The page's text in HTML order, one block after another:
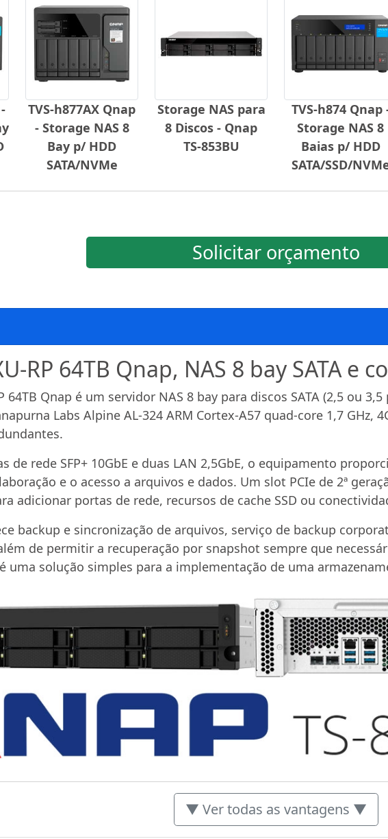
TVS-h877AX Qnap
- Storage NAS 8
Bay p/ HDD
SATA/NVMe
Storage NAS para
8 Discos - Qnap
TS-853BU
TVS-h874 Qnap
Storage NAS 8
Baias p/ HDD
SATA/SSD/
Solicitar orçamento
RP 64TB Qnap, NAS 8 bay SATA e
64TB Qnap é um servidor NAS 8 bay para discos SATA (2,5 ou
Labs Alpine AL-324 ARM Cortex-A57 quad-core 1,7 GHz,
de rede SFP+ 10GbE e duas LAN 2,5GbE, o equipamento
e o acesso a arquivos e dados. Um slot PCIe de 2ª
adicionar portas de rede, recursos de cache SSD ou
backup e sincronização de arquivos, serviço de backup
de permitir a recuperação por snapshot sempre que
é uma solução simples para a implementação de uma
▼ Ver todas as vantagens ▼